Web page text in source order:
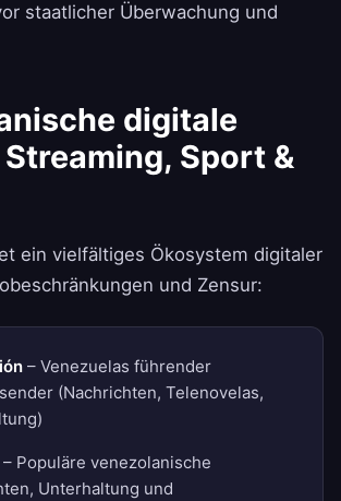
staatlicher Überwachung und
digitale
Sport &
ein vielfältiges Ökosystem digitaler
und Zensur:
– Venezuelas führender
(Nachrichten, Telenovelas,
– Populäre venezolanische
Unterhaltung und